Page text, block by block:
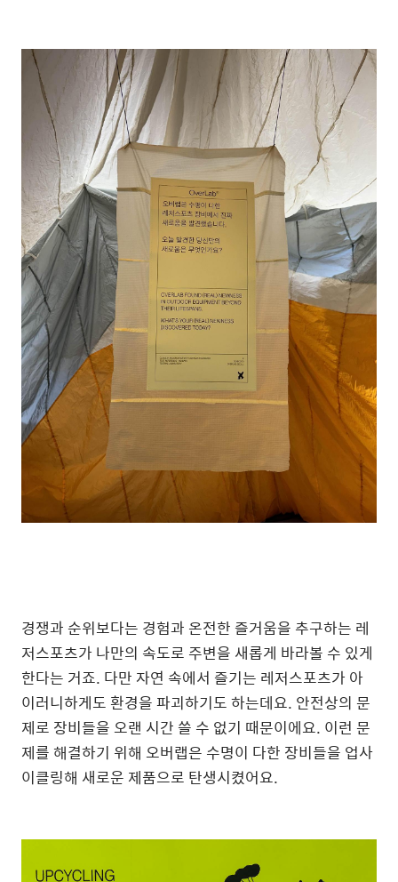
경쟁과 순위보다는 경험과 온전한 즐거움을 추구하는 레
저스포츠가 나만의 속도로 주변을 새롭게 바라볼 수 있게
한다는 거죠. 다만 자연 속에서 즐기는 레저스포츠가 아
이러니하게도 환경을 파괴하기도 하는데요. 안전상의 문
제로 장비들을 오랜 시간 쓸 수 없기 때문이에요. 이런 문
제를 해결하기 위해 오버랩은 수명이 다한 장비들을 업사
이클링해 새로운 제품으로 탄생시켰어요.